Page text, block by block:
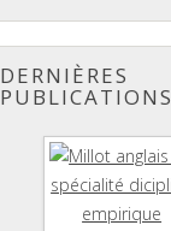
DERNIÈRES
PUBLICATIONS